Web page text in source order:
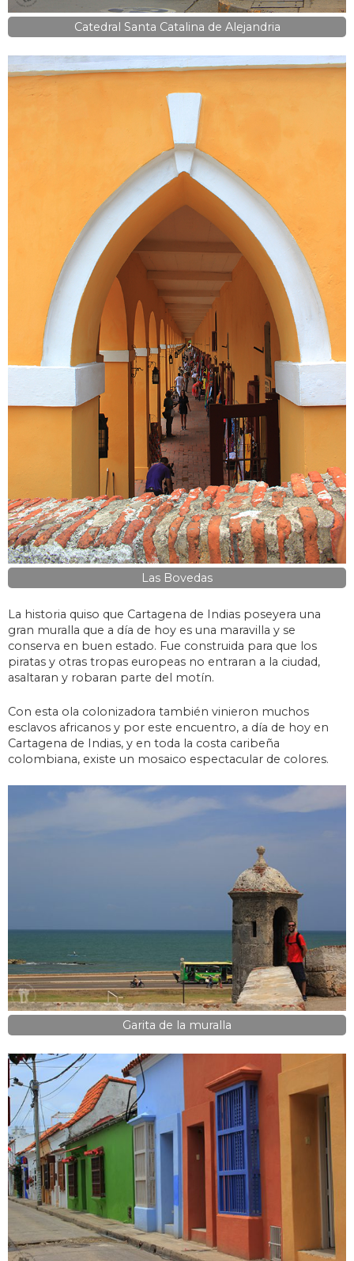
Catedral Santa Catalina de Alejandria
Las Bovedas
La historia quiso que Cartagena de Indias poseyera una
gran muralla que a día de hoy es una maravilla y se
conserva en buen estado. Fue construida para que los
piratas y otras tropas europeas no entraran a la ciudad,
asaltaran y robaran parte del motín.
Con esta ola colonizadora también vinieron muchos
esclavos africanos y por este encuentro, a día de hoy en
Cartagena de Indias, y en toda la costa caribeña
colombiana, existe un mosaico espectacular de colores.
Garita de la muralla